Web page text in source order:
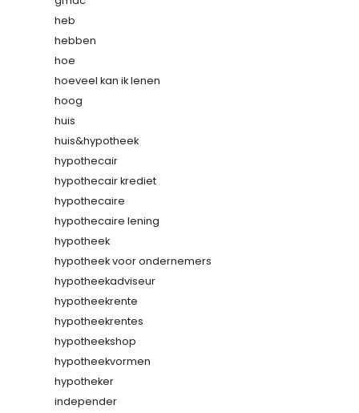
heb
hebben
hoe
hoeveel kan ik lenen
hoog
huis
huis&hypotheek
hypothecair
hypothecair krediet
hypothecaire
hypothecaire lening
hypotheek
hypotheek voor ondernemers
hypotheekadviseur
hypotheekrente
hypotheekrentes
hypotheekshop
hypotheekvormen
hypotheker
independer